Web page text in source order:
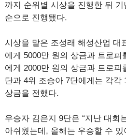
까지 순위별 시상을 진행한 뒤
순으로 진행됐다.
시상을 맡은 조성래 해성산업 대
에게 5000만 원의 상금과 트로
에게 2000만 원의 상금과 트로
단과 4위 조승아 7단에게는 각각
상금을 전했다.
우승자 김은지 9단은 “지난 대회
아쉬웠는데, 올해는 우승할 수